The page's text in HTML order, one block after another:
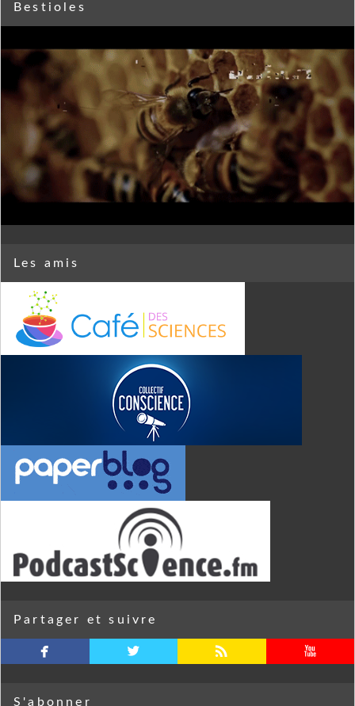
Bestioles
Les amis
Partager et suivre
facebook twitterbird rss youtube
S'abonner